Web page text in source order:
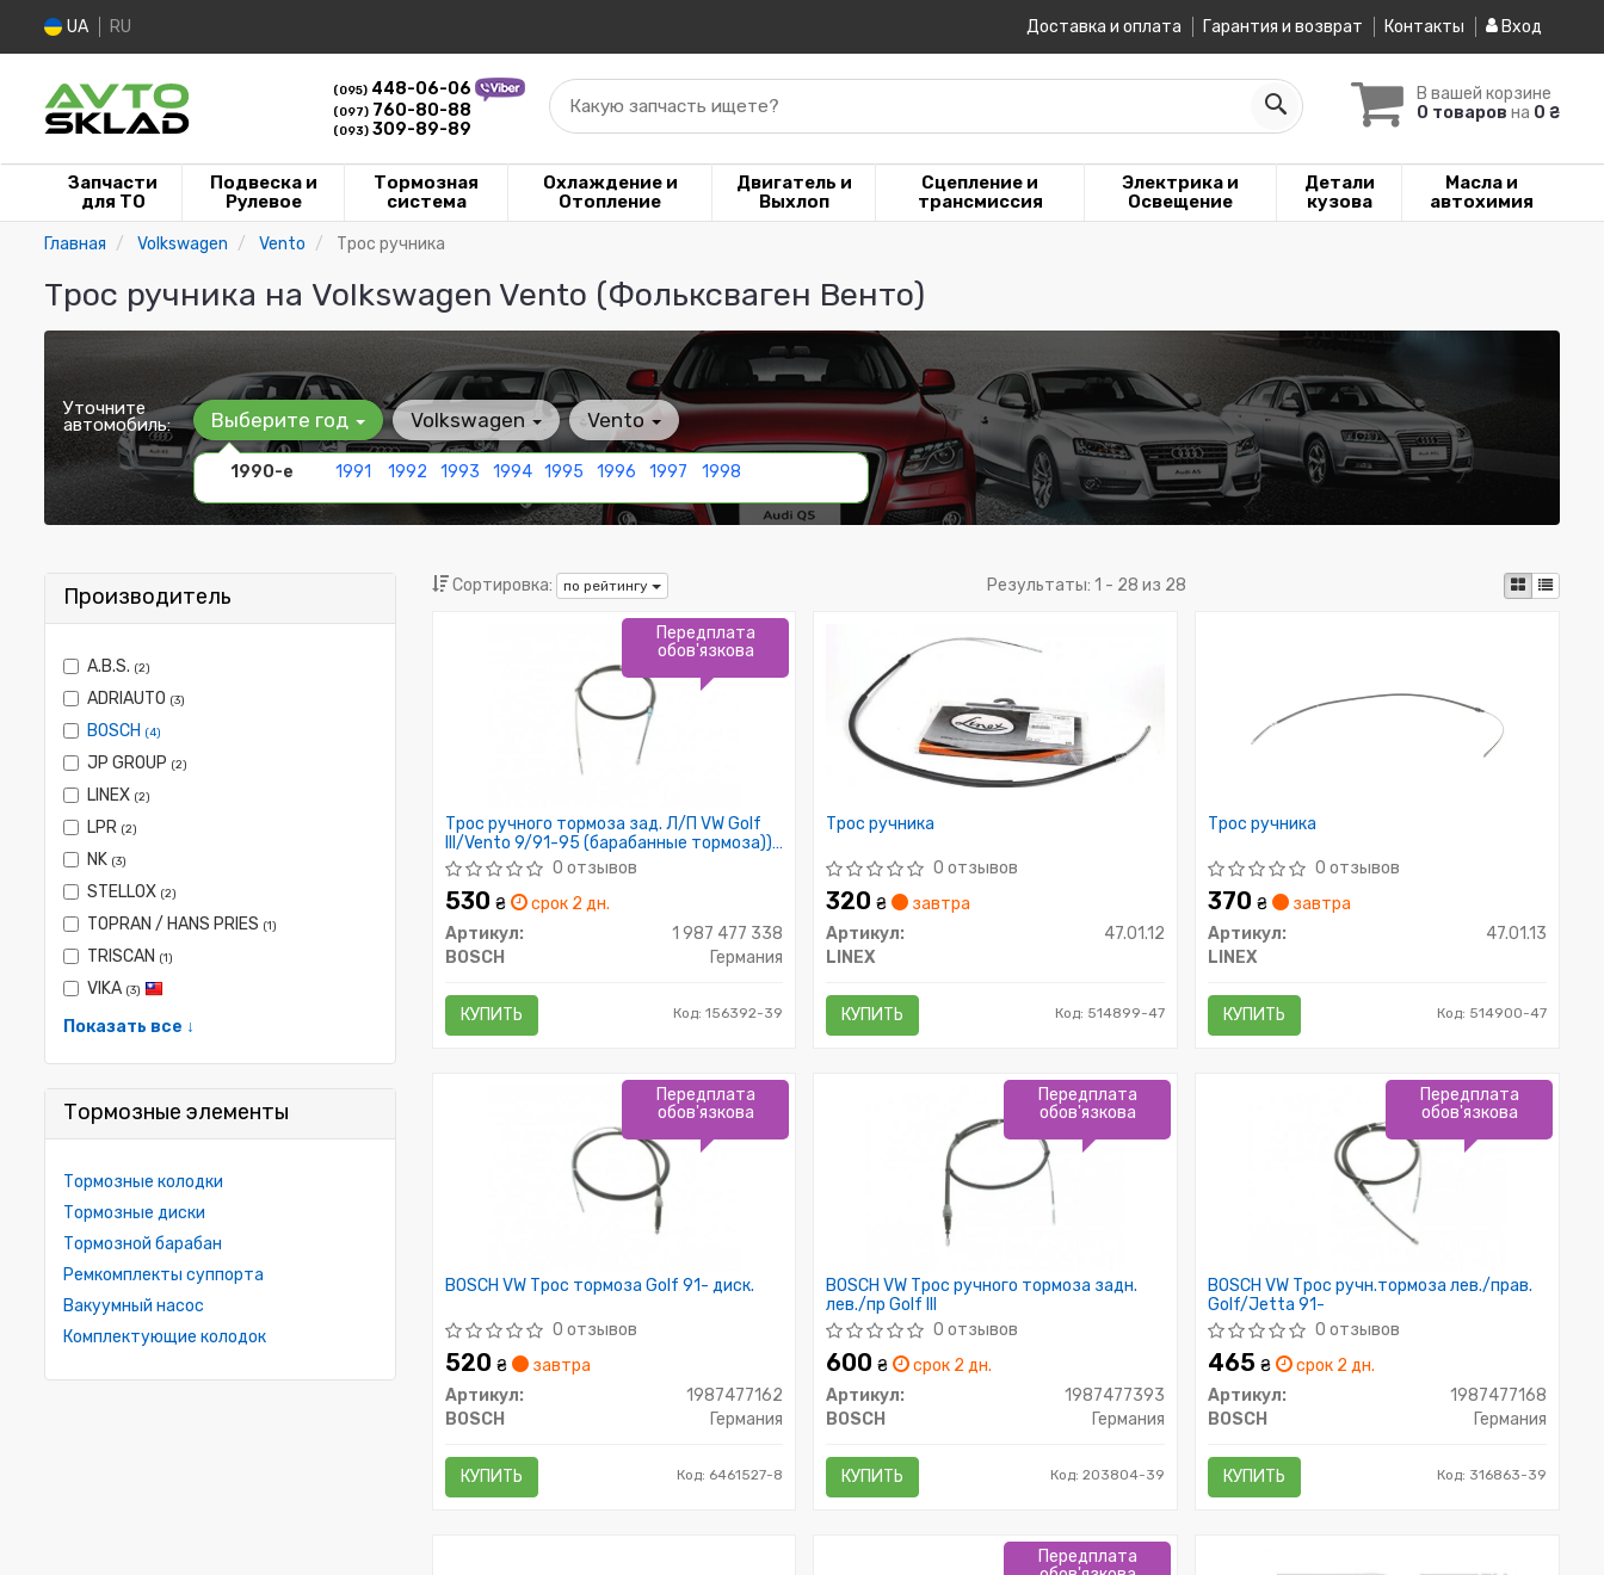
UA RU Доставка и оплата Гарантия и возврат Контакты Вход
(095) 448-06-06
(097) 760-80-88
(093) 309-89-89
В вашей корзине
0 товаров на 0 ₴
Какую запчасть ищете?
Запчасти
для ТО
Подвеска и
Рулевое
Тормозная
система
Охлаждение и
Отопление
Двигатель и
Выхлоп
Сцепление и
трансмиссия
Электрика и
Освещение
Детали
кузова
Масла и
автохимия
Главная Volkswagen Vento Трос ручника
Трос ручника на Volkswagen Vento (Фольксваген Венто)
Уточните
автомобиль: Выберите год
1990-е 1991 1992 1993 1994 1995 1996 1997 1998
Volkswagen Vento
Производитель
A.B.S. (2)
ADRIAUTO (3)
BOSCH (4)
JP GROUP (2)
LINEX (2)
LPR (2)
NK (3)
STELLOX (2)
TOPRAN / HANS PRIES (1)
TRISCAN (1)
VIKA (3)
Показать все ↓
Тормозные элементы
Тормозные колодки
Тормозные диски
Тормозной барабан
Ремкомплекты суппорта
Вакуумный насос
Комплектующие колодок
Сортировка: по рейтингу Результаты: 1 - 28 из 28
Трос ручного тормоза зад. Л/П VW Golf
III/Vento 9/91-95 (барабанные тормоза))
1500/937
0 отзывов
530 ₴
срок 2 дн.
Артикул:
1 987 477 338
BOSCH
Германия
КУПИТЬ Код: 156392-39
Передплата
обов'язкова
Трос ручника
0 отзывов
320₴
завтра
Артикул:
47.01.12
LINEX
КУПИТЬ Код: 514899-47
Трос ручника
0 отзывов
370₴
завтра
Артикул:
47.01.13
LINEX
КУПИТЬ Код: 514900-47
BOSCH VW Трос тормоза Golf 91- диск.
0 отзывов
520 ₴
завтра
Артикул:
1987477162
BOSCH
Германия
КУПИТЬ Код: 6461527-8
Передплата
обов'язкова
BOSCH VW Трос ручного тормоза задн.
лев./пр Golf III
0 отзывов
600₴
срок 2 дн.
Артикул:
1987477393
BOSCH
Германия
КУПИТЬ Код: 203804-39
Передплата
обов'язкова
BOSCH VW Трос ручн.тормоза лев./прав.
Golf/Jetta 91-
0 отзывов
465₴
срок 2 дн.
Артикул:
1987477168
BOSCH
Германия
КУПИТЬ Код: 316863-39
Передплата
обов'язкова
Передплата